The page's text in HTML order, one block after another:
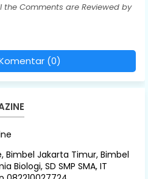
the Comments are Reviewed by
(0)
Bimbel Jakarta Timur, Bimbel
Biologi, SD SMP SMA, IT